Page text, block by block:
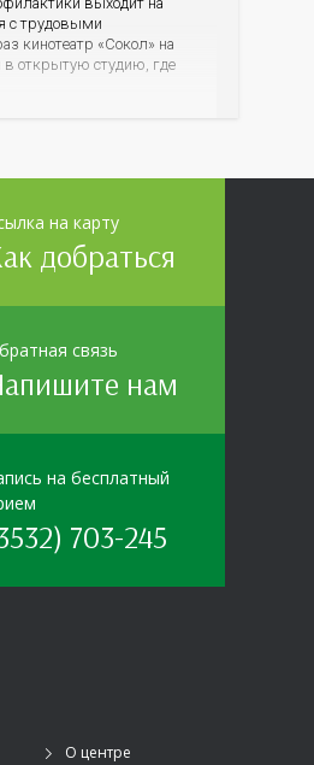
с трудовыми
кинотеатр «Сокол» на
в открытую студию, где
на карту
добраться
связь
нам
на бесплатный
703-245
О центре